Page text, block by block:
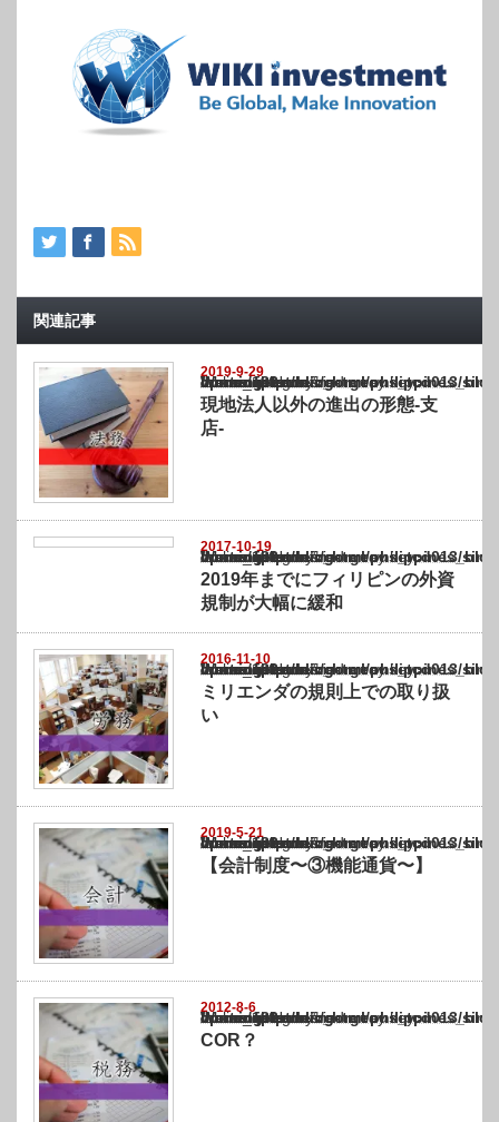
関連記事
2019-9-29
Warning
: Undefined array key "show_category" in
/home/netst/kuno-cpa.co.jp/public_html/philippines_blog/wp-content/themes/
on line183
現地法人以外の進出の形態-支
店-
2017-10-19
Warning
: Undefined array key "show_category" in
/home/netst/kuno-cpa.co.jp/public_html/philippines_blog/wp-content/themes/
on line183
2019年までにフィリピンの外資
規制が大幅に緩和
2016-11-10
Warning
: Undefined array key "show_category" in
/home/netst/kuno-cpa.co.jp/public_html/philippines_blog/wp-content/themes/
on line183
ミリエンダの規則上での取り扱
い
2019-5-21
Warning
: Undefined array key "show_category" in
/home/netst/kuno-cpa.co.jp/public_html/philippines_blog/wp-content/themes/
on line183
【会計制度〜③機能通貨〜】
2012-8-6
Warning
: Undefined array key "show_category" in
/home/netst/kuno-cpa.co.jp/public_html/philippines_blog/wp-content/themes/
on line183
COR？